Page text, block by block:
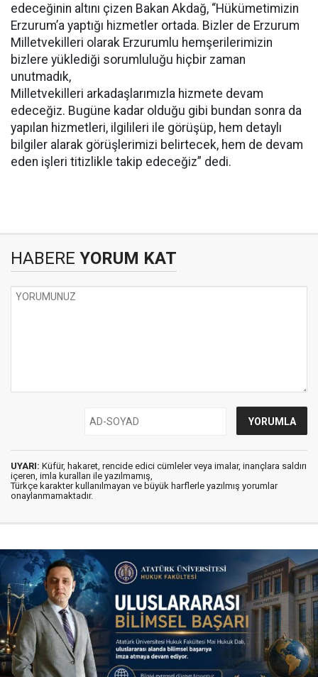
edeceğinin altını çizen Bakan Akdağ, “Hükümetimizin
Erzurum’a yaptığı hizmetler ortada. Bizler de Erzurum
Milletvekilleri olarak Erzurumlu hemşerilerimizin
bizlere yüklediği sorumluluğu hiçbir zaman
unutmadık,
Milletvekilleri arkadaşlarımızla hizmete devam
edeceğiz. Bugüne kadar olduğu gibi bundan sonra da
yapılan hizmetleri, ilgilileri ile görüşüp, hem detaylı
bilgiler alarak görüşlerimizi belirtecek, hem de devam
eden işleri titizlikle takip edeceğiz” dedi.
HABERE YORUM KAT
UYARI: Küfür, hakaret, rencide edici cümleler veya imalar, inançlara saldırı
içeren, imla kuralları ile yazılmamış,
Türkçe karakter kullanılmayan ve büyük harflerle yazılmış yorumlar
onaylanmamaktadır.